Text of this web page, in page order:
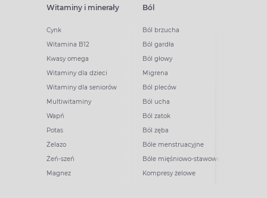
Witaminy i minerały
Cynk
Witamina B12
Kwasy omega
Witaminy dla dzieci
Witaminy dla seniorów
Multiwitaminy
Wapń
Potas
Żelazo
Żeń-szeń
Magnez
Ból
Ból brzucha
Ból gardła
Ból głowy
Migrena
Ból pleców
Ból ucha
Ból zatok
Ból zęba
Bóle menstruacyjne
Bóle mięśniowo-stawowe
Kompresy żelowe